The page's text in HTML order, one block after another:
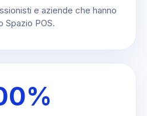
e aziende che hanno
Spazio POS.